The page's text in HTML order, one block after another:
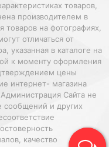
товаров,
производителем в
на фотографиях,
отличаться от
указанная в каталоге на
к моменту оформления
цены
интернет- магазина
Сайта не
сообщений и других
качество